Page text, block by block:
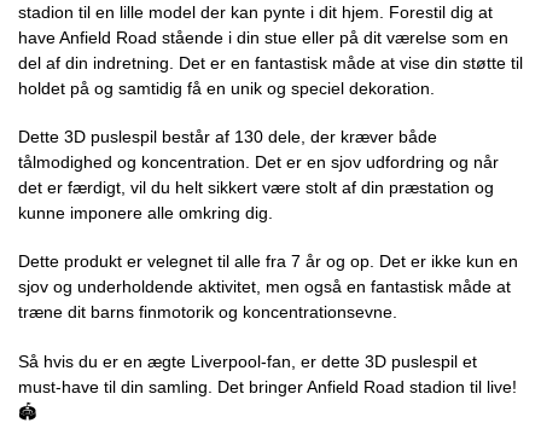
stadion til en lille model der kan pynte i dit hjem. Forestil dig at
have Anfield Road stående i din stue eller på dit værelse som en
del af din indretning. Det er en fantastisk måde at vise din støtte til
holdet på og samtidig få en unik og speciel dekoration.
Dette 3D puslespil består af 130 dele, der kræver både
tålmodighed og koncentration. Det er en sjov udfordring og når
det er færdigt, vil du helt sikkert være stolt af din præstation og
kunne imponere alle omkring dig.
Dette produkt er velegnet til alle fra 7 år og op. Det er ikke kun en
sjov og underholdende aktivitet, men også en fantastisk måde at
træne dit barns finmotorik og koncentrationsevne.
Så hvis du er en ægte Liverpool-fan, er dette 3D puslespil et
must-have til din samling. Det bringer Anfield Road stadion til live!
🏟️